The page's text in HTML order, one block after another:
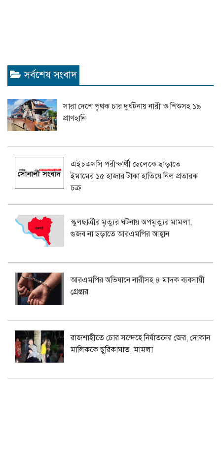
সর্বশেষ সংবাদ
সারা দেশে পৃথক চার দুর্ঘটনায় নারী ও শিশুসহ ১৯
প্রাণহানি
এইচএসসি পরীক্ষার্থী ছেলেকে ছাড়াতে
ইমামের ১৫ হাজার টাকা হাতিয়ে নিল প্রতারক
চক্র
স্কুলছাত্রীর মৃত্যুর ঘটনায় অপমৃত্যুর মামলা,
গুজব না ছড়াতে আরএমপির আহ্বান
আরএমপির অভিযানে নারীসহ ৪ মাদক ব্যবসায়ী
গ্রেপ্তার
রাজশাহীতে চোর সন্দেহে নির্যাতনের জের, দোকান
মালিককে ছুরিকাঘাত, মামলা